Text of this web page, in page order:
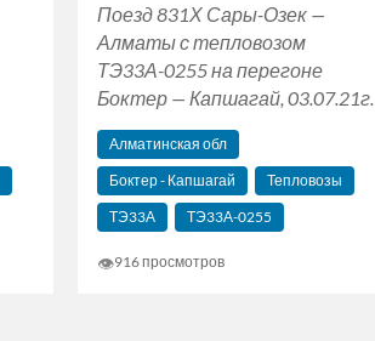
Поезд 831Х Сары-Озек —
Алматы с тепловозом
ТЭ33А-0255 на перегоне
Боктер — Капшагай, 03.07.21г.
Алматинская обл
Боктер - Капшагай
Тепловозы
ТЭ33А
ТЭ33А-0255
👁916 просмотров